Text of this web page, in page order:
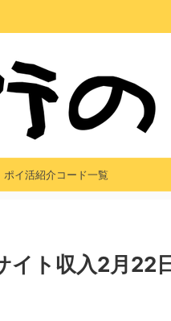
ポイ活紹介コード一覧
イト収入2月22